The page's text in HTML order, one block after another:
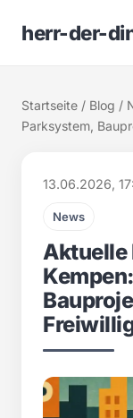
herr-der-
Startseite / Blog /
Parksystem,
13.06.2026,
News
Aktuelle